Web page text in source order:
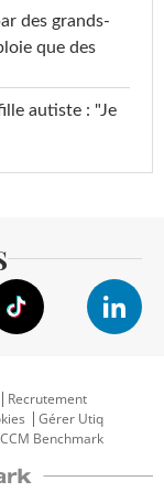
des grands-
que des
autiste : "Je
Recrutement
Gérer Utiq
Benchmark